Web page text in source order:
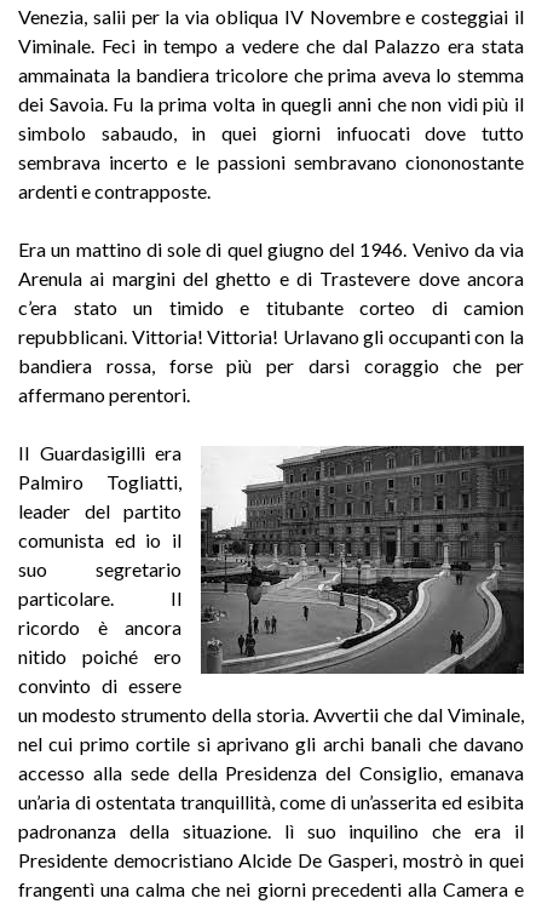
Venezia, salii per la via obliqua IV Novembre e costeggiai il
Viminale. Feci in tempo a vedere che dal Palazzo era stata
ammainata la bandiera tricolore che prima aveva lo stemma
dei Savoia. Fu la prima volta in quegli anni che non vidi più il
simbolo sabaudo, in quei giorni infuocati dove tutto
sembrava incerto e le passioni sembravano ciononostante
ardenti e contrapposte.
Era un mattino di sole di quel giugno del 1946. Venivo da via
Arenula ai margini del ghetto e di Trastevere dove ancora
c’era stato un timido e titubante corteo di camion
repubblicani. Vittoria! Vittoria! Urlavano gli occupanti con la
bandiera rossa, forse più per darsi coraggio che per
affermano perentori.
Il Guardasigilli era
Palmiro Togliatti,
leader del partito
comunista ed io il
suo segretario
particolare. Il
ricordo è ancora
nitido poiché ero
convinto di essere
un modesto strumento della storia. Avvertii che dal Viminale,
nel cui primo cortile si aprivano gli archi banali che davano
accesso alla sede della Presidenza del Consiglio, emanava
un’aria di ostentata tranquillità, come di un’asserita ed esibita
padronanza della situazione. lì suo inquilino che era il
Presidente democristiano Alcide De Gasperi, mostrò in quei
frangentì una calma che nei giorni precedenti alla Camera e